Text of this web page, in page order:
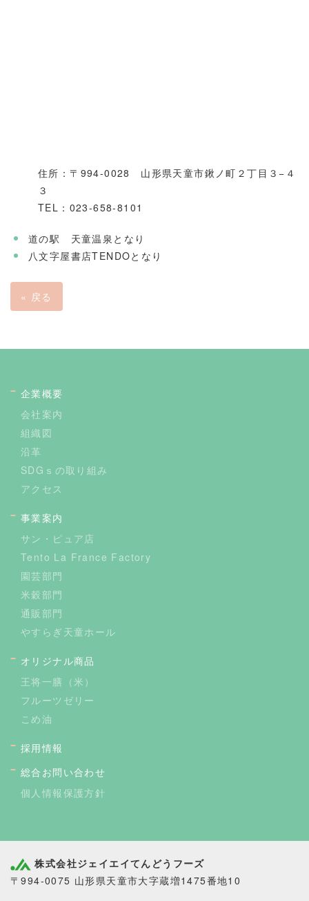
住所：〒994-0028 山形県天童市鍬ノ町２丁目３−４
３
TEL：023-658-8101
道の駅 天童温泉となり
八文字屋書店TENDOとなり
« 戻る
企業概要
会社案内
組織図
沿革
SDGｓの取り組み
アクセス
事業案内
サン・ピュア店
Tento La France Factory
園芸部門
米穀部門
通販部門
やすらぎ天童ホール
オリジナル商品
王将一膳（米）
フルーツゼリー
こめ油
採用情報
総合お問い合わせ
個人情報保護方針
株式会社ジェイエイてんどうフーズ
〒994-0075 山形県天童市大字蔵増1475番地10